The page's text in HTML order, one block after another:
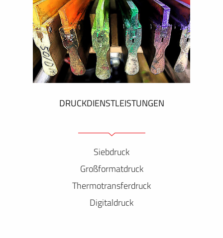
DRUCKDIENSTLEISTUNGEN
Siebdruck
Großformatdruck
Thermotransferdruck
Digitaldruck